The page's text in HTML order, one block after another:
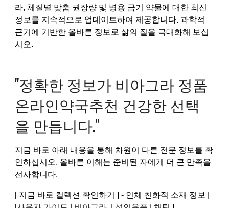
라, 체질별 맞춤 권장량 및 병용 금기 약물에 대한 최신
정보를 지속적으로 업데이트하여 제공합니다. 과학적
근거에 기반한 올바른 정보로 삶의 질을 극대화해 보십
시오.
"정확한 정보가 비아그라 정품
온라인약국추천 건강한 선택
을 만듭니다."
지금 바로 아래 내용을 통해 차원이 다른 전문 정보를 확
인하십시오. 올바른 이해는 준비된 자에게 더 큰 만족을
선사합니다.
[ 지금 바로 컬렉션 확인하기 ] - 인체 친화적 소재 정보 |